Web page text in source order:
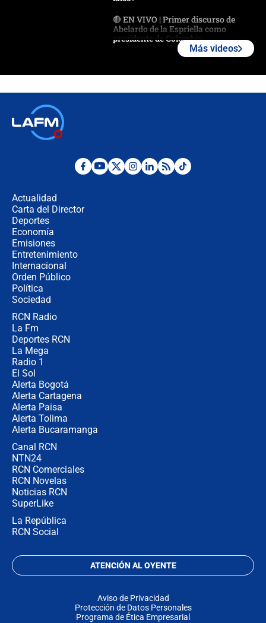
🔴 EN VIVO | Primer discurso de
Abelardo de la Espriella como
presidente de Colombia
Desde dermatitis hasta infecciones:
Más videos
Actualidad
Carta del Director
Deportes
Economía
Emisiones
Entretenimiento
Internacional
Orden Público
Política
Sociedad
RCN Radio
La Fm
Deportes RCN
La Mega
Radio 1
El Sol
Alerta Bogotá
Alerta Cartagena
Alerta Paisa
Alerta Tolima
Alerta Bucaramanga
Canal RCN
NTN24
RCN Comerciales
RCN Novelas
Noticias RCN
SuperLike
La República
RCN Social
ATENCIÓN AL OYENTE
Aviso de Privacidad
Protección de Datos Personales
Programa de Ética Empresarial